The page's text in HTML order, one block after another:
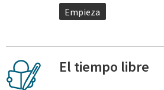
Empieza
El tiempo libre